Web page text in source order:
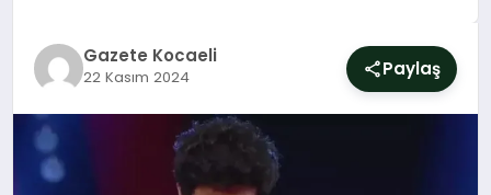
YAŞAM
DÜNYA
Gazete Kocaeli
22 Kasım 2024 Paylaş